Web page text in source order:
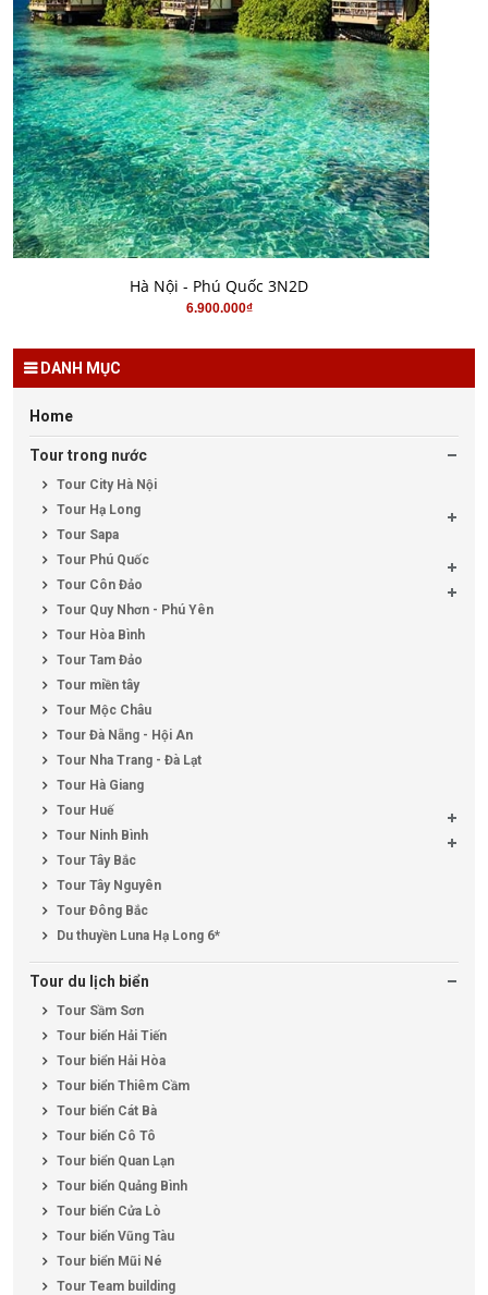
MUA HÀNG
Hà Nội - Phú Quốc 3N2D
6.900.000₫
DANH MỤC
Home
Tour trong nước
Tour City Hà Nội
Tour Hạ Long
Tour Sapa
Tour Phú Quốc
Tour Côn Đảo
Tour Quy Nhơn - Phú Yên
Tour Hòa Bình
Tour Tam Đảo
Tour miền tây
Tour Mộc Châu
Tour Đà Nẵng - Hội An
Tour Nha Trang - Đà Lạt
Tour Hà Giang
Tour Huế
Tour Ninh Bình
Tour Tây Bắc
Tour Tây Nguyên
Tour Đông Bắc
Du thuyền Luna Hạ Long 6*
Tour du lịch biển
Tour Sầm Sơn
Tour biển Hải Tiến
Tour biển Hải Hòa
Tour biển Thiêm Cầm
Tour biển Cát Bà
Tour biển Cô Tô
Tour biển Quan Lạn
Tour biển Quảng Bình
Tour biển Cửa Lò
Tour biển Vũng Tàu
Tour biển Mũi Né
Tour Team building